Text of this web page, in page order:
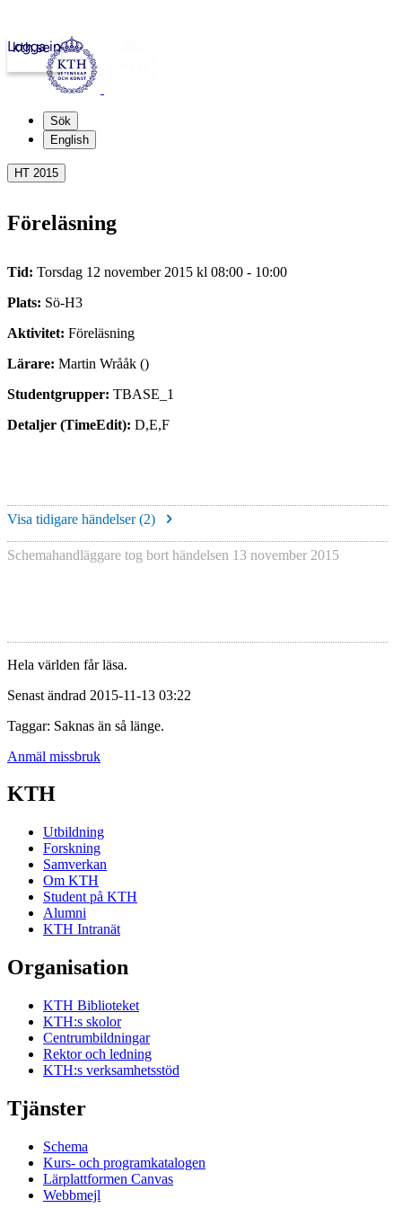
kth.se
Logga in
Sök
English
HT 2015
Föreläsning
Tid: Torsdag 12 november 2015 kl 08:00 - 10:00
Plats: Sö-H3
Aktivitet: Föreläsning
Lärare: Martin Wrååk ()
Studentgrupper: TBASE_1
Detaljer (TimeEdit): D,E,F
Visa tidigare händelser (2)
Schemahandläggare tog bort händelsen 13 november 2015
Hela världen får läsa.
Senast ändrad 2015-11-13 03:22
Taggar: Saknas än så länge.
Anmäl missbruk
KTH
Utbildning
Forskning
Samverkan
Om KTH
Student på KTH
Alumni
KTH Intranät
Organisation
KTH Biblioteket
KTH:s skolor
Centrumbildningar
Rektor och ledning
KTH:s verksamhetsstöd
Tjänster
Schema
Kurs- och programkatalogen
Lärplattformen Canvas
Webbmejl